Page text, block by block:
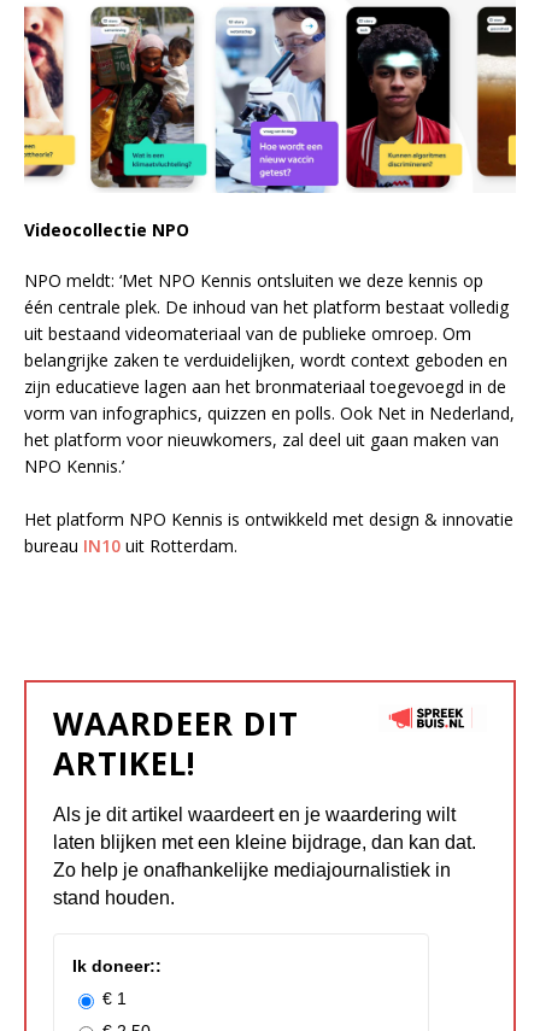
Videocollectie NPO
NPO meldt: ‘Met NPO Kennis ontsluiten we deze kennis op
één centrale plek. De inhoud van het platform bestaat volledig
uit bestaand videomateriaal van de publieke omroep. Om
belangrijke zaken te verduidelijken, wordt context geboden en
zijn educatieve lagen aan het bronmateriaal toegevoegd in de
vorm van infographics, quizzen en polls. Ook Net in Nederland,
het platform voor nieuwkomers, zal deel uit gaan maken van
NPO Kennis.’
Het platform NPO Kennis is ontwikkeld met design & innovatie
bureau IN10 uit Rotterdam.
WAARDEER DIT
ARTIKEL!
Als je dit artikel waardeert en je waardering wilt
laten blijken met een kleine bijdrage, dan kan dat.
Zo help je onafhankelijke mediajournalistiek in
stand houden.
Ik doneer::
€ 1